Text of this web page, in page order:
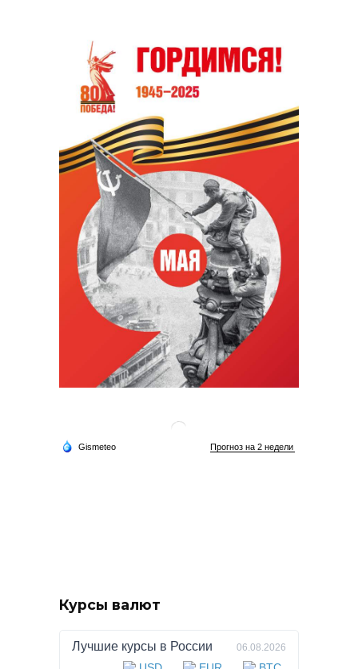
Курсы валют
Лучшие курсы в России 06.08.2026